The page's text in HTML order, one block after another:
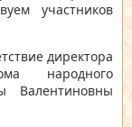
участников
директора
народного
Валентиновны